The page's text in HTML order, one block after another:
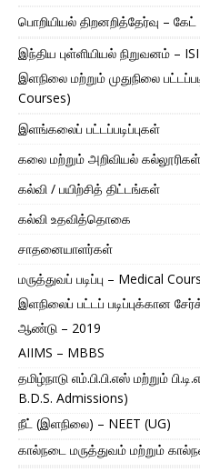
பொறியியல் திறனறித்தேர்வு – கேட்
இந்திய புள்ளியியல் நிறுவனம் –
இளநிலை மற்றும் முதுநிலை
Courses)
இளங்கலைப் பட்டப்படிப்புகள்
கலை மற்றும் அறிவியல் கல்லூரிகள்
கல்வி / பயிற்சித் திட்டங்கள்
கல்வி உதவித்தொகை
சாதனையாளர்கள்
மருத்துவப் படிப்பு – Medical
இளநிலைப் பட்டப் படிப்புக்கான
ஆண்டு – 2019
AIIMS – MBBS
தமிழ்நாடு எம்.பி.பி.எஸ் மற்றும்
B.D.S. Admissions)
நீட் (இளநிலை) – NEET (UG)
கால்நடை மருத்துவம் மற்றும்